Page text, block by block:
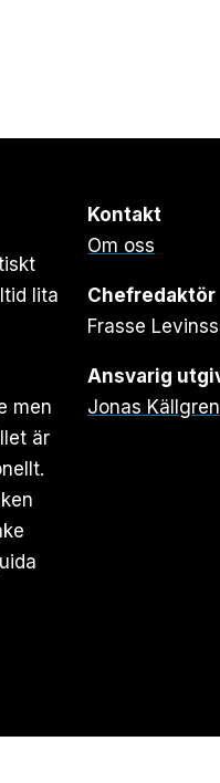
lita
men
är
Kontakt
Om oss
Chefredaktör
Frasse
Ansvarig
Jonas Källgren